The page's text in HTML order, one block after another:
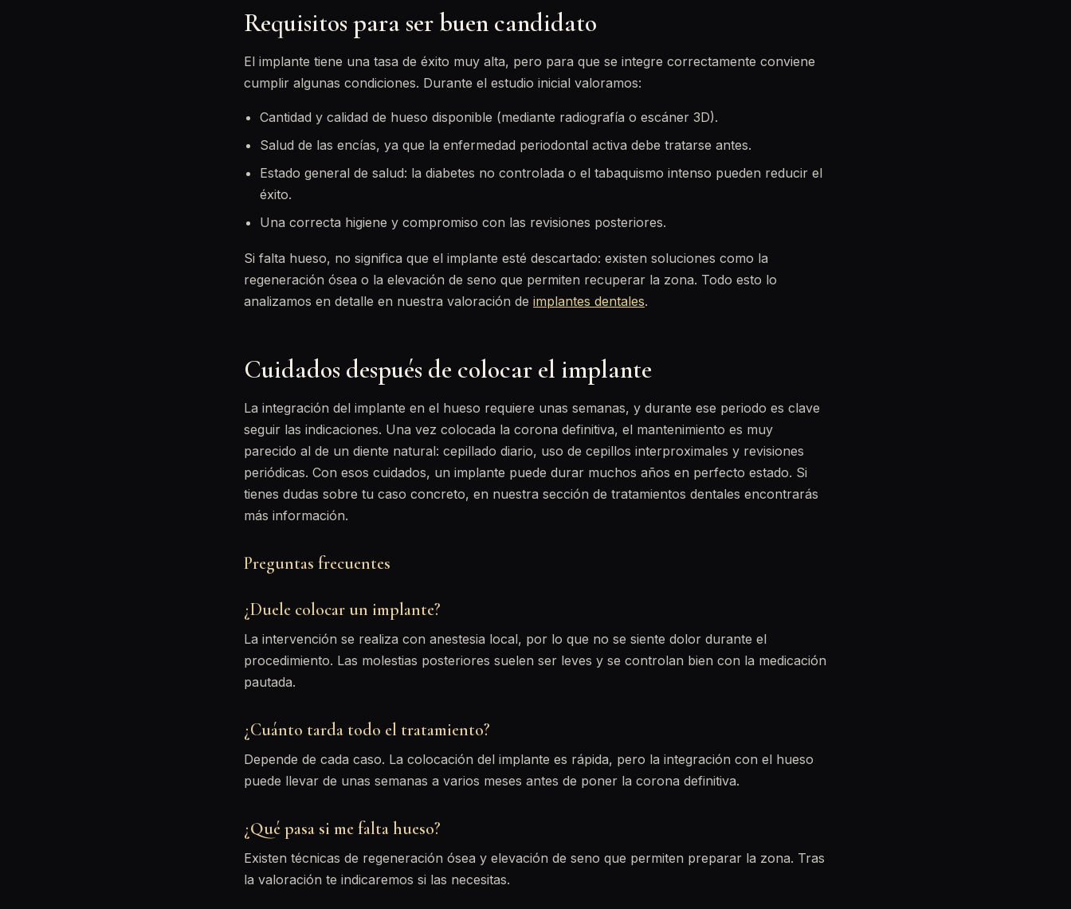
Requisitos para ser buen candidato
El implante tiene una tasa de éxito muy alta, pero para que se integre correctamente conviene
cumplir algunas condiciones. Durante el estudio inicial valoramos:
Cantidad y calidad de hueso disponible (mediante radiografía o escáner 3D).
Salud de las encías, ya que la enfermedad periodontal activa debe tratarse antes.
Estado general de salud: la diabetes no controlada o el tabaquismo intenso pueden reducir el
éxito.
Una correcta higiene y compromiso con las revisiones posteriores.
Si falta hueso, no significa que el implante esté descartado: existen soluciones como la
regeneración ósea o la elevación de seno que permiten recuperar la zona. Todo esto lo
analizamos en detalle en nuestra valoración de implantes dentales.
Cuidados después de colocar el implante
La integración del implante en el hueso requiere unas semanas, y durante ese periodo es clave
seguir las indicaciones. Una vez colocada la corona definitiva, el mantenimiento es muy
parecido al de un diente natural: cepillado diario, uso de cepillos interproximales y revisiones
periódicas. Con esos cuidados, un implante puede durar muchos años en perfecto estado. Si
tienes dudas sobre tu caso concreto, en nuestra sección de tratamientos dentales encontrarás
más información.
Preguntas frecuentes
¿Duele colocar un implante?
La intervención se realiza con anestesia local, por lo que no se siente dolor durante el
procedimiento. Las molestias posteriores suelen ser leves y se controlan bien con la medicación
pautada.
¿Cuánto tarda todo el tratamiento?
Depende de cada caso. La colocación del implante es rápida, pero la integración con el hueso
puede llevar de unas semanas a varios meses antes de poner la corona definitiva.
¿Qué pasa si me falta hueso?
Existen técnicas de regeneración ósea y elevación de seno que permiten preparar la zona. Tras
la valoración te indicaremos si las necesitas.